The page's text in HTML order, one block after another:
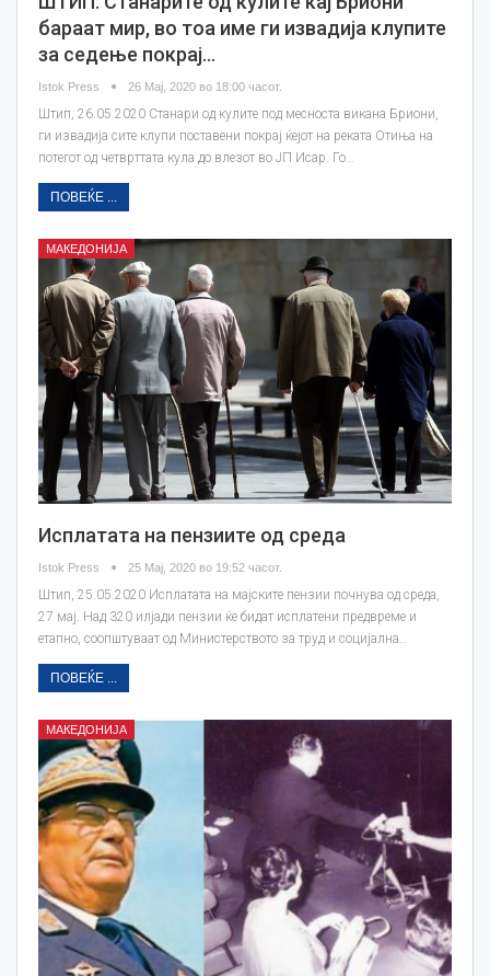
бараат мир, во тоа име ги извадија клупите
за седење покрај…
Istok Press 26 Мај, 2020 во 18:00 часот.
Штип, 26.05.2020 Станари од кулите под месноста викана Бриони,
ги извадија сите клупи поставени покрај ќејот на реката Отиња на
потегот од четврттата кула до влезот во ЈП Исар. Го…
ПОВЕЌЕ ...
МАКЕДОНИЈА
Исплатата на пензиите од среда
Istok Press 25 Мај, 2020 во 19:52 часот.
Штип, 25.05.2020 Исплатата на мајските пензии почнува од среда,
27 мај. Над 320 илјади пензии ќе бидат исплатени предвреме и
етапно, соопштуваат од Министерството за труд и социјална…
ПОВЕЌЕ ...
МАКЕДОНИЈА